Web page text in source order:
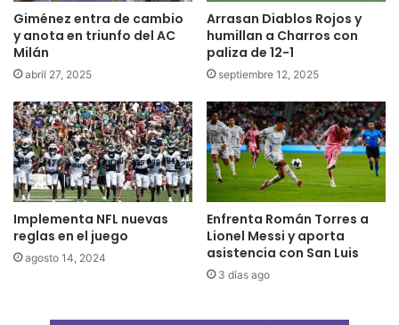
Giménez entra de cambio
y anota en triunfo del AC
Milán
abril 27, 2025
Arrasan Diablos Rojos y
humillan a Charros con
paliza de 12-1
septiembre 12, 2025
Implementa NFL nuevas
reglas en el juego
agosto 14, 2024
Enfrenta Román Torres a
Lionel Messi y aporta
asistencia con San Luis
3 días ago